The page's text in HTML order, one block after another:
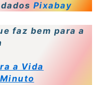
Pixabay
faz bem para a
a Vida